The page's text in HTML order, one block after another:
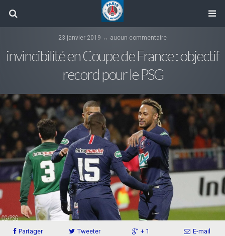
23 janvier 2019 ↔ aucun commentaire
invincibilité en Coupe de France : objectif
record pour le PSG
Partager Tweeter + 1 E-mail